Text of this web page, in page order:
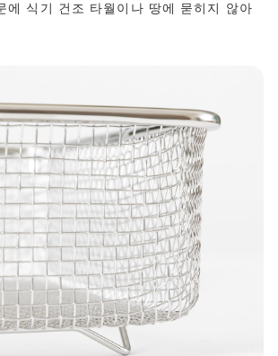
에 식기 건조 타월이나 땅에 묻히지 않아